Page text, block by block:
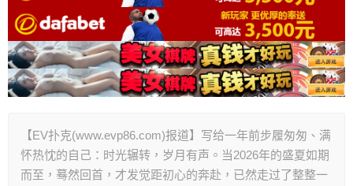
【EV扑克(www.evp86.com)报道】写给一年前步履匆匆、满
怀热忱的自己：时光辗转，岁月有声。当2026年的盛夏如期
而至，蓦然回首，才发觉距初心的奔赴，已然走过了整整一